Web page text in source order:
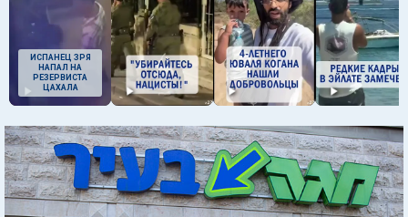
ИСПАНЕЦ ЗРЯ
НАПАЛ НА
РЕЗЕРВИСТА
ЦАХАЛА